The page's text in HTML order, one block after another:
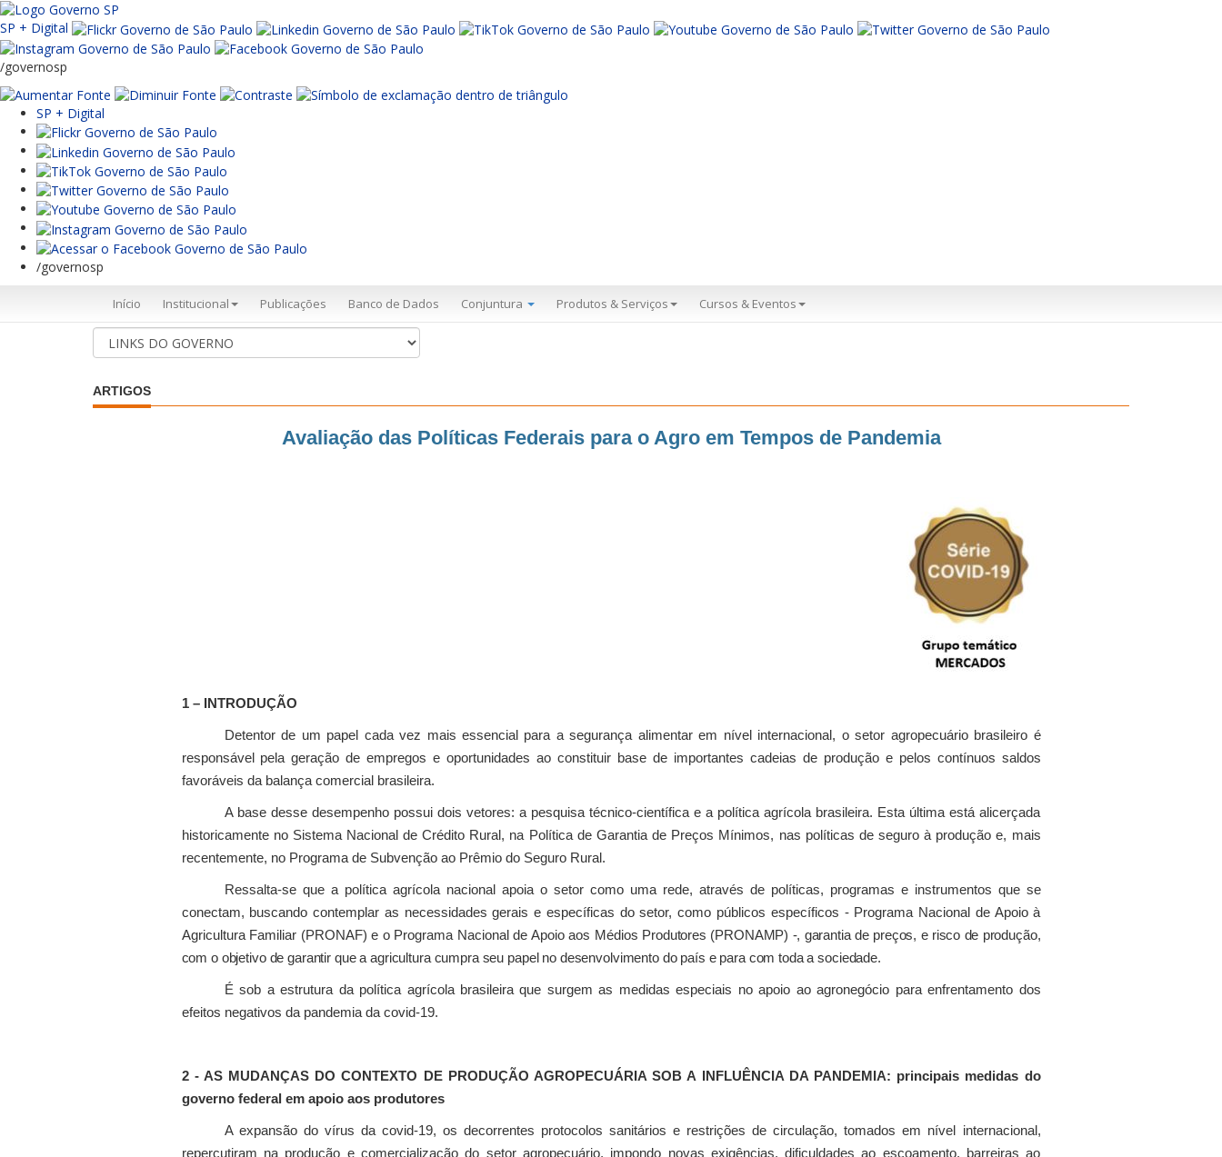
SP + Digital
/governosp
SP + Digital
/governosp
Início Institucional Publicações Banco de Dados Conjuntura Produtos & Serviços Cursos & Eventos
ARTIGOS
Avaliação das Políticas Federais para o Agro em Tempos de Pandemia
1 – INTRODUÇÃO
Detentor de um papel cada vez mais essencial para a segurança alimentar em nível internacional, o setor agropecuário brasileiro é
responsável pela geração de empregos e oportunidades ao constituir base de importantes cadeias de produção e pelos contínuos saldos
favoráveis da balança comercial brasileira.
A base desse desempenho possui dois vetores: a pesquisa técnico-científica e a política agrícola brasileira. Esta última está alicerçada
historicamente no Sistema Nacional de Crédito Rural, na Política de Garantia de Preços Mínimos, nas políticas de seguro à produção e, mais
recentemente, no Programa de Subvenção ao Prêmio do Seguro Rural.
Ressalta-se que a política agrícola nacional apoia o setor como uma rede, através de políticas, programas e instrumentos que se
conectam, buscando contemplar as necessidades gerais e específicas do setor, como públicos específicos - Programa Nacional de Apoio à
Agricultura Familiar (PRONAF) e o Programa Nacional de Apoio aos Médios Produtores (PRONAMP) -, garantia de preços, e risco de produção,
com o objetivo de garantir que a agricultura cumpra seu papel no desenvolvimento do país e para com toda a sociedade.
É sob a estrutura da política agrícola brasileira que surgem as medidas especiais no apoio ao agronegócio para enfrentamento dos
efeitos negativos da pandemia da covid-19.
2 - AS MUDANÇAS DO CONTEXTO DE PRODUÇÃO AGROPECUÁRIA SOB A INFLUÊNCIA DA PANDEMIA: principais medidas do
governo federal em apoio aos produtores
A expansão do vírus da covid-19, os decorrentes protocolos sanitários e restrições de circulação, tomados em nível internacional,
repercutiram na produção e comercialização do setor agropecuário, impondo novas exigências, dificuldades ao escoamento, barreiras ao